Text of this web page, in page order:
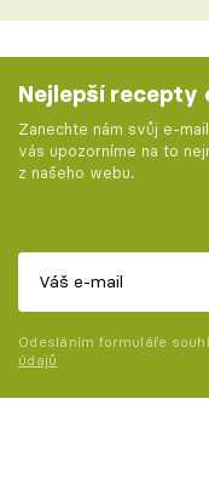
Nejlepší recepty
Zanechte nám svůj e-
vás upozorníme na to
z našeho webu.
Odesláním formuláře
údajů